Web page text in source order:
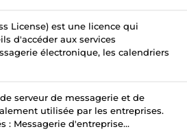
License) est une licence qui
d'accéder aux services
électronique, les calendriers
serveur de messagerie et de
utilisée par les entreprises.
: Messagerie d'entreprise...